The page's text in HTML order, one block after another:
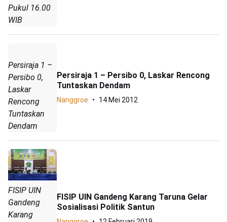
Pukul 16.00
WIB
Persiraja 1 –
Persibo 0,
Laskar
Rencong
Tuntaskan
Dendam
Persiraja 1 – Persibo 0, Laskar Rencong
Tuntaskan Dendam
Nanggroe 14 Mei 2012
FISIP UIN
Gandeng
Karang
FISIP UIN Gandeng Karang Taruna Gelar
Sosialisasi Politik Santun